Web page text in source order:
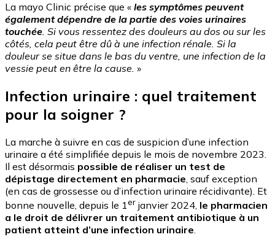
La mayo Clinic précise que « les symptômes peuvent
également dépendre de la partie des voies urinaires
touchée. Si vous ressentez des douleurs au dos ou sur les
côtés, cela peut être dû à une infection rénale. Si la
douleur se situe dans le bas du ventre, une infection de la
vessie peut en être la cause. »
Infection urinaire : quel traitement
pour la soigner ?
La marche à suivre en cas de suspicion d’une infection
urinaire a été simplifiée depuis le mois de novembre 2023.
Il est désormais possible de réaliser un test de
dépistage directement en pharmacie , sauf exception
(en cas de grossesse ou d’infection urinaire récidivante). Et
bonne nouvelle, depuis le 1er janvier 2024, le pharmacien
a le droit de délivrer un traitement antibiotique à un
patient atteint d’une infection urinaire.